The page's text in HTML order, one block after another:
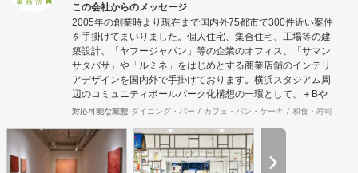
この会社からのメッセージ
2005年の創業時より現在まで国内外75都市で300件近い案件
を手掛けてまいりました。個人住宅、集合住宅、工場等の建
築設計、「ヤフージャパン」等の企業のオフィス、「サマン
サタバサ」や「ルミネ」をはじめとする商業店舗のインテリ
アデザインを国内外で手掛けております。横浜スタジアム周
辺のコミュニティボールパーク化構想の一環として、＋Bや
THEBAYS等の空間群のデザインにも参画。各種クリエイタ
を目的ではなく手段と捉えておりますが、初めての事にチャ
レンジする方々から御相談頂く事も多く、設計に入る前の構
想段階のコンサルティングからデザイン・設計監理までを一
対応可能な業態 ダイニング・バー カフェ・パン・ケーキ 和食・寿司